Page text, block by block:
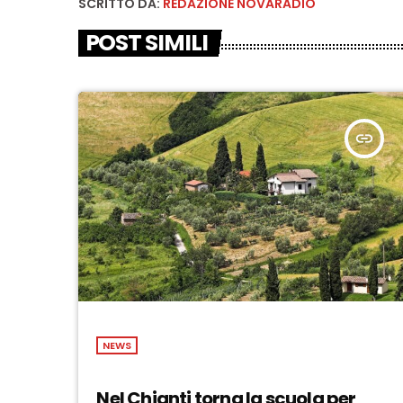
SCRITTO DA: REDAZIONE NOVARADIO
POST SIMILI
insert_link
NEWS